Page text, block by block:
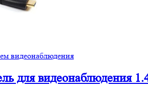
видеонаблюдения
для видеонаблюдения